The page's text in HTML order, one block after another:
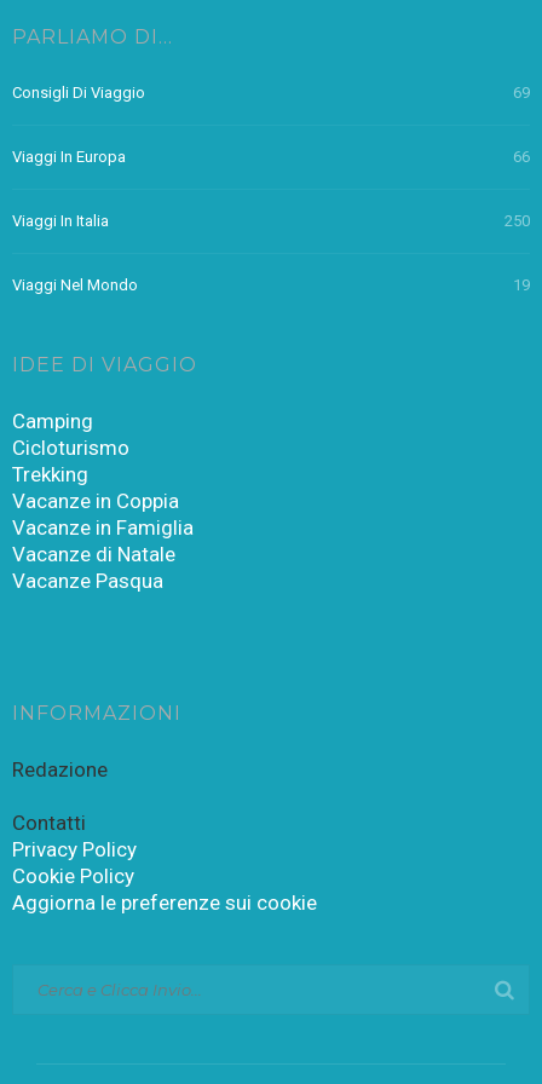
PARLIAMO DI…
Consigli Di Viaggio 69
Viaggi In Europa 66
Viaggi In Italia 250
Viaggi Nel Mondo 19
IDEE DI VIAGGIO
Camping
Cicloturismo
Trekking
Vacanze in Coppia
Vacanze in Famiglia
Vacanze di Natale
Vacanze Pasqua
INFORMAZIONI
Redazione
Contatti
Privacy Policy
Cookie Policy
Aggiorna le preferenze sui cookie